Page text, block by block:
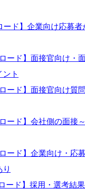
ード】企業向け応募
ード】面接官向け・
ト
ード】面接官向け質
ード】会社側の面接
ード】企業向け・応
ード】採用・選考結